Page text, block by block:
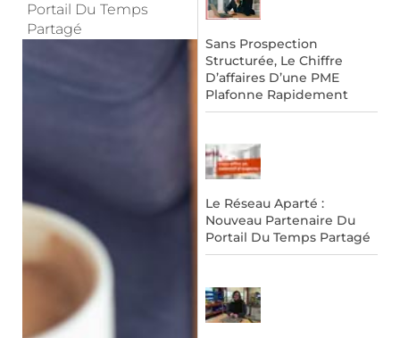
Portail Du Temps
Partagé
Sans Prospection
Structurée, Le Chiffre
D’affaires D’une PME
Plafonne Rapidement
Le Réseau Aparté :
Nouveau Partenaire Du
Portail Du Temps Partagé